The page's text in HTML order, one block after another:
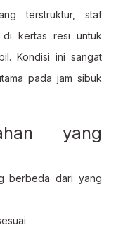
terstruktur, staf
di kertas resi untuk
Kondisi ini sangat
pada jam sibuk
yang
berbeda dari yang